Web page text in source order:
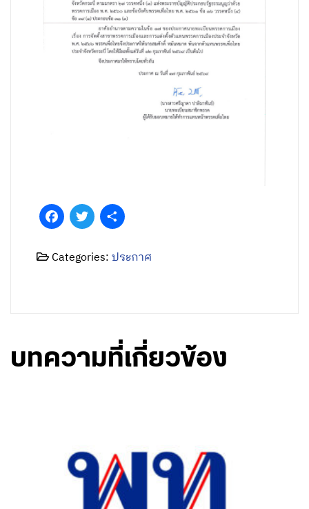
FacebookTwitter
Categories:ประกาศ
บทความที่เกี่ยวข้อง